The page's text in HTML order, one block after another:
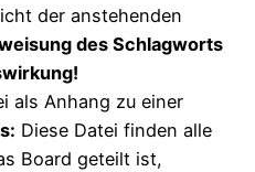
der anstehenden
des Schlagworts
als Anhang zu einer
Diese Datei finden alle
Board geteilt ist,